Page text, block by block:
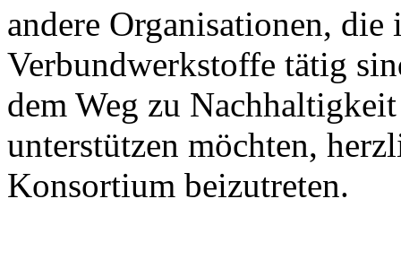
andere Organisationen,
Verbundwerkstoffe tätig
dem Weg zu
unterstützen möchten,
Konsortium beizutreten.